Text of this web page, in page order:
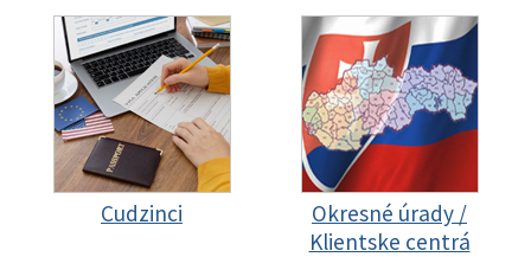
Cudzinci
Okresné úrady /
Klientske centrá